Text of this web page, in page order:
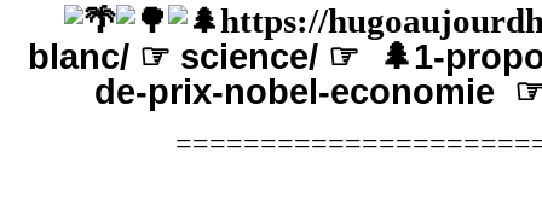
https://
blanc/ ☞ science/ ☞ 🌲1-
de-prix-nobel-economie